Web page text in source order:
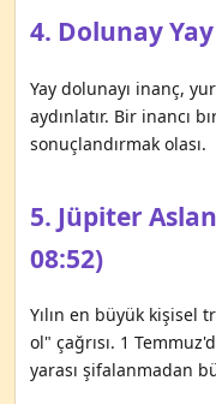
4. Dolunay
Yay dolunayı inanç,
aydınlatır. Bir inancı
sonuçlandırmak olası.
5. Jüpiter
08:52)
Yılın en büyük kişisel
ol" çağrısı. 1
yarası şifalanmadan